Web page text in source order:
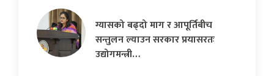
ग्यासको बढ्दो माग र आपूर्तिबीच
सन्तुलन ल्याउन सरकार प्रयासरतः
उद्योगमन्त्री…